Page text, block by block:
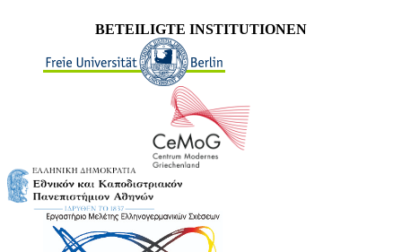
BETEILIGTE INSTITUTIONEN